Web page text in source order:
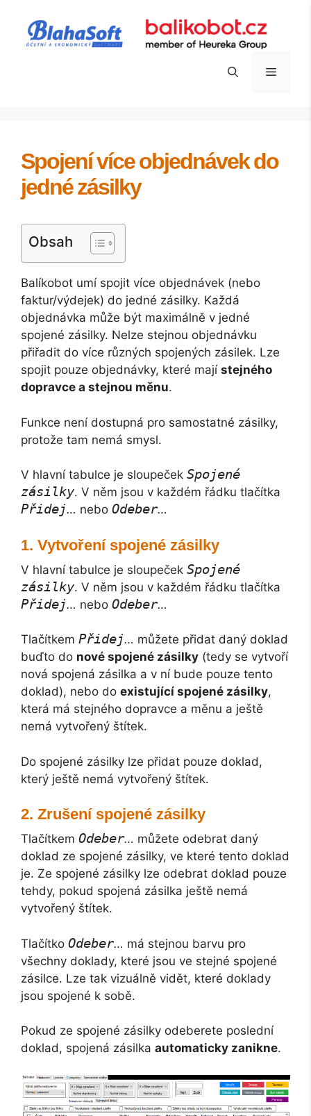
obsah
Menu
Spojení více objednávek do
jedné zásilky
Obsah
Balíkobot umí spojit více objednávek (nebo
faktur/výdejek) do jedné zásilky. Každá
objednávka může být maximálně v jedné
spojené zásilky. Nelze stejnou objednávku
přiřadit do více různých spojených zásilek. Lze
spojit pouze objednávky, které mají stejného
dopravce a stejnou měnu.
Funkce není dostupná pro samostatné zásilky,
protože tam nemá smysl.
V hlavní tabulce je sloupeček Spojené
zásilky. V něm jsou v každém řádku tlačítka
Přidej… nebo Odeber…
Vytvoření spojené zásilky
V hlavní tabulce je sloupeček Spojené
zásilky. V něm jsou v každém řádku tlačítka
Přidej… nebo Odeber…
Tlačítkem Přidej… můžete přidat daný doklad
buďto do nové spojené zásilky (tedy se vytvoří
nová spojená zásilka a v ní bude pouze tento
doklad), nebo do existující spojené zásilky,
která má stejného dopravce a měnu a ještě
nemá vytvořený štítek.
Do spojené zásilky lze přidat pouze doklad,
který ještě nemá vytvořený štítek.
Zrušení spojené zásilky
Tlačítkem Odeber… můžete odebrat daný
doklad ze spojené zásilky, ve které tento doklad
je. Ze spojené zásilky lze odebrat doklad pouze
tehdy, pokud spojená zásilka ještě nemá
vytvořený štítek.
Tlačítko Odeber… má stejnou barvu pro
všechny doklady, které jsou ve stejné spojené
zásilce. Lze tak vizuálně vidět, které doklady
jsou spojené k sobě.
Pokud ze spojené zásilky odeberete poslední
doklad, spojená zásilka automaticky zanikne.